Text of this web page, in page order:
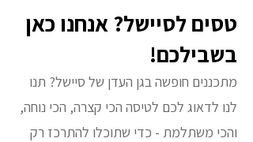
טסים לסיישל? אנחנו כאן
בשבילכם!
מתכננים חופשה בגן העדן של סיישל? תנו
לנו לדאוג לכם לטיסה הכי קצרה, הכי נוחה,
והכי משתלמת - כדי שתוכלו להתרכז רק